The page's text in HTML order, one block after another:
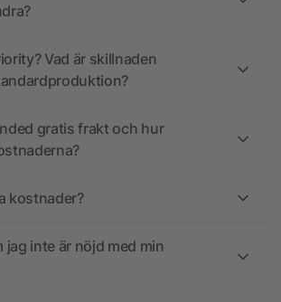
Vad är skillnaden
gratis frakt och hur
kostnader?
jag inte är nöjd med min